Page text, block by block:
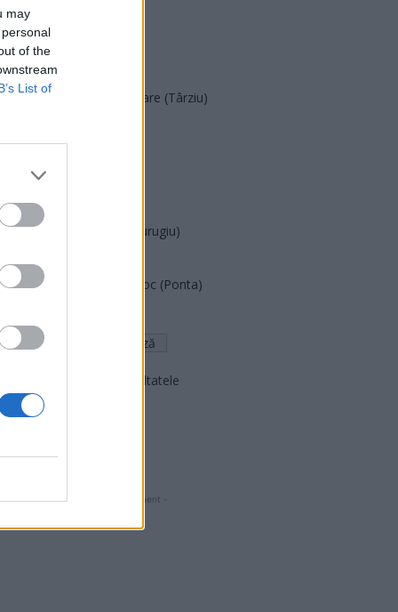
may
of the
List of
SOS (Șoșoacă)
POT (Gavrilă)
PACE (Peia)
Acțiunea Conservatoare (Târziu)
PNȚCD (Pavelescu)
PNCR (Terheș)
Partidul Patrioților (Surugiu)
România pe Primul Loc (Ponta)
Arată rezultatele
Arhiva sondajelor
- Advertisment -